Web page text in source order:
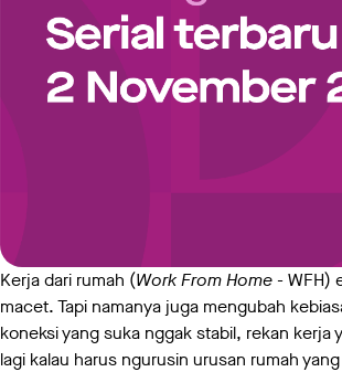
Kerja dari rumah (Work From Home -WFH)
macet. Tapi namanya juga mengubah
koneksi yang suka nggak stabil, rekan kerja
lagi kalau harus ngurusin urusan rumah